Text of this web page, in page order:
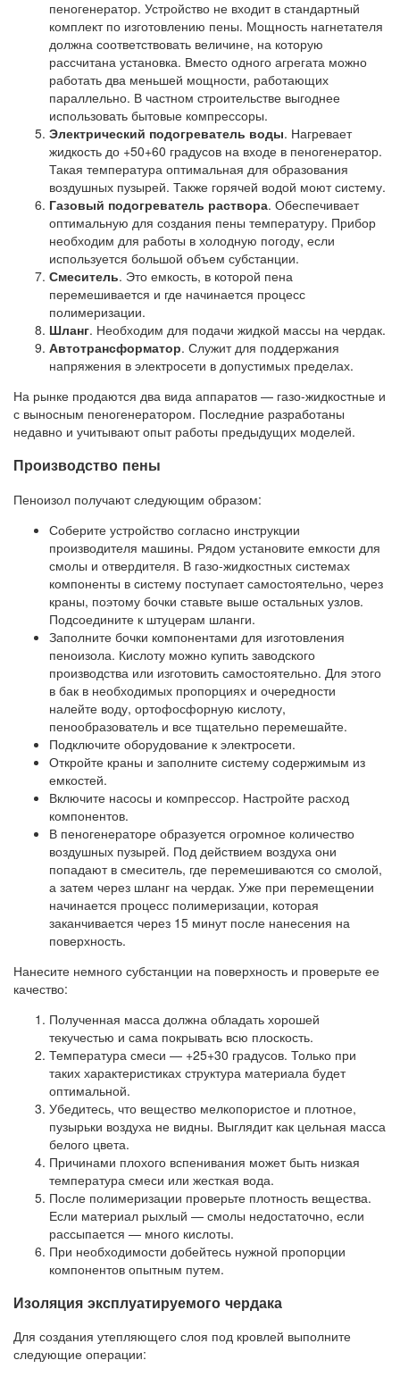
пеногенератор. Устройство не входит в стандартный
комплект по изготовлению пены. Мощность нагнетателя
должна соответствовать величине, на которую
рассчитана установка. Вместо одного агрегата можно
работать два меньшей мощности, работающих
параллельно. В частном строительстве выгоднее
использовать бытовые компрессоры.
Электрический подогреватель воды. Нагревает
жидкость до +50+60 градусов на входе в пеногенератор.
Такая температура оптимальная для образования
воздушных пузырей. Также горячей водой моют систему.
Газовый подогреватель раствора. Обеспечивает
оптимальную для создания пены температуру. Прибор
необходим для работы в холодную погоду, если
используется большой объем субстанции.
Смеситель. Это емкость, в которой пена
перемешивается и где начинается процесс
полимеризации.
Шланг. Необходим для подачи жидкой массы на чердак.
Автотрансформатор. Служит для поддержания
напряжения в электросети в допустимых пределах.
На рынке продаются два вида аппаратов — газо-жидкостные и
с выносным пеногенератором. Последние разработаны
недавно и учитывают опыт работы предыдущих моделей.
Производство пены
Пеноизол получают следующим образом:
Соберите устройство согласно инструкции
производителя машины. Рядом установите емкости для
смолы и отвердителя. В газо-жидкостных системах
компоненты в систему поступает самостоятельно, через
краны, поэтому бочки ставьте выше остальных узлов.
Подсоедините к штуцерам шланги.
Заполните бочки компонентами для изготовления
пеноизола. Кислоту можно купить заводского
производства или изготовить самостоятельно. Для этого
в бак в необходимых пропорциях и очередности
налейте воду, ортофосфорную кислоту,
пенообразователь и все тщательно перемешайте.
Подключите оборудование к электросети.
Откройте краны и заполните систему содержимым из
емкостей.
Включите насосы и компрессор. Настройте расход
компонентов.
В пеногенераторе образуется огромное количество
воздушных пузырей. Под действием воздуха они
попадают в смеситель, где перемешиваются со смолой,
а затем через шланг на чердак. Уже при перемещении
начинается процесс полимеризации, которая
заканчивается через 15 минут после нанесения на
поверхность.
Нанесите немного субстанции на поверхность и проверьте ее
качество:
Полученная масса должна обладать хорошей
текучестью и сама покрывать всю плоскость.
Температура смеси — +25+30 градусов. Только при
таких характеристиках структура материала будет
оптимальной.
Убедитесь, что вещество мелкопористое и плотное,
пузырьки воздуха не видны. Выглядит как цельная масса
белого цвета.
Причинами плохого вспенивания может быть низкая
температура смеси или жесткая вода.
После полимеризации проверьте плотность вещества.
Если материал рыхлый — смолы недостаточно, если
рассыпается — много кислоты.
При необходимости добейтесь нужной пропорции
компонентов опытным путем.
Изоляция эксплуатируемого чердака
Для создания утепляющего слоя под кровлей выполните
следующие операции: